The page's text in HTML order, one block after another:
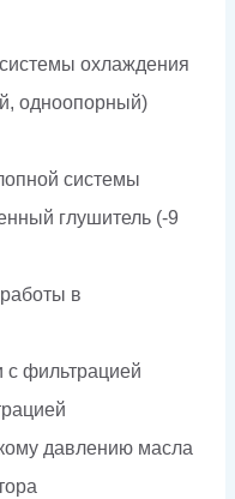
охлаждения
одноопорный)
системы
глушитель (-9
в
с фильтрацией
давлению масла